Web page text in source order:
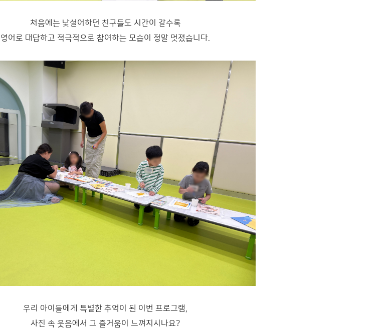
처음에는 낯설어하던 친구들도 시간이 갈수록
영어로 대답하고 적극적으로 참여하는 모습이 정말 멋졌습니다.
우리 아이들에게 특별한 추억이 된 이번 프로그램,
사진 속 웃음에서 그 즐거움이 느껴지시나요?